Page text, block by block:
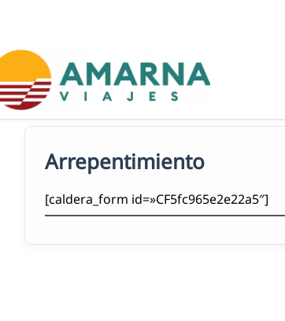
Arrepentimiento
[caldera_form id=»CF5fc965e2e22a5″]